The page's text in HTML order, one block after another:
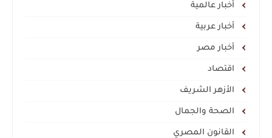
أخبار عالمية
أخبار عربية
أخبار مصر
اقتصاد
الأزهر الشريف
الصحة والجمال
القانون المصري